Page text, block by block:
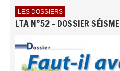
LES DOSSIERS
LTA N°52 - DOSSIER SÉISME